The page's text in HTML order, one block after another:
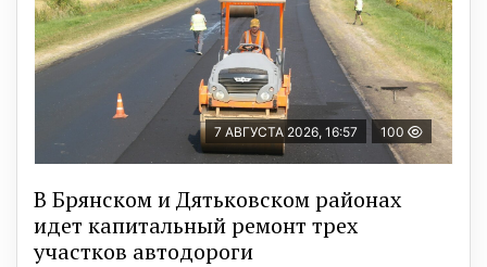
7 АВГУСТА 2026, 16:57 100
В Брянском и Дятьковском районах
идет капитальный ремонт трех
участков автодороги